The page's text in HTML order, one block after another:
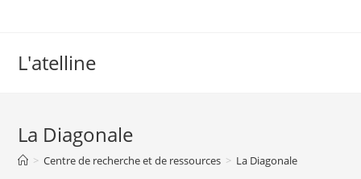
L'atelline
La Diagonale
> Centre de recherche et de ressources > La Diagonale